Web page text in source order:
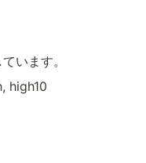
います。
high10